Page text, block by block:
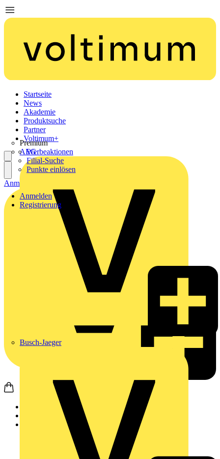
Startseite
News
Akademie
Produktsuche
Partner
Premium
AEG
Busch-Jaeger
Voltimum+
Werbeaktionen
Filial-Suche
Punkte einlösen
Anmelden
Registrierung
Anmelden